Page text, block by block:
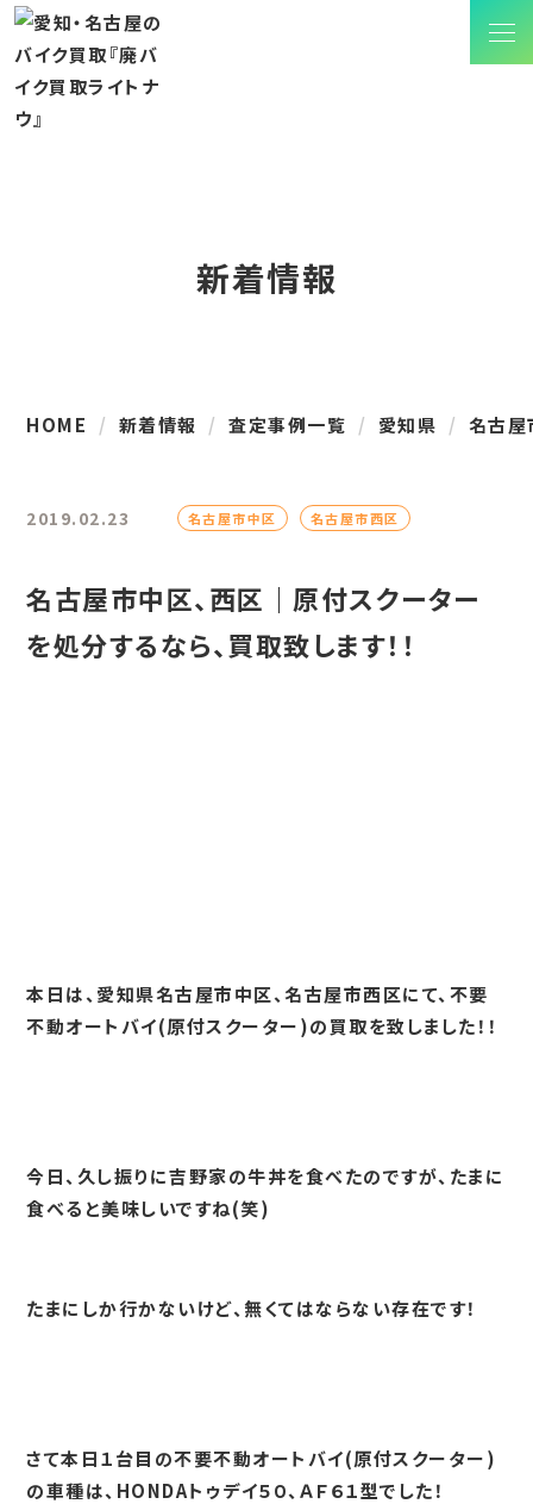
新着情報
HOME 新着情報 査定事例一覧 愛知県 名古屋
2019.02.23 名古屋市中区 名古屋市西区
名古屋市中区、西区｜原付スクーター
を処分するなら、買取致します！！
本日は、愛知県名古屋市中区、名古屋市西区にて、不要
不動オートバイ(原付スクーター)の買取を致しました！！
今日、久し振りに吉野家の牛丼を食べたのですが、たまに
食べると美味しいですね(笑)
たまにしか行かないけど、無くてはならない存在です！
さて本日１台目の不要不動オートバイ(原付スクーター)
の車種は、HONDAトゥデイ５０、ＡＦ６１型でした！